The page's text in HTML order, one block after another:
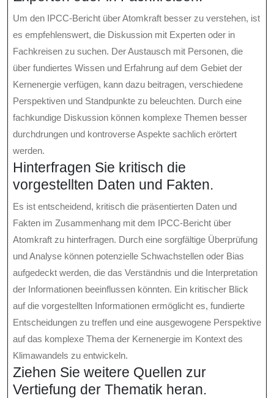
Um den IPCC-Bericht über Atomkraft besser zu verstehen, ist
es empfehlenswert, die Diskussion mit Experten oder in
Fachkreisen zu suchen. Der Austausch mit Personen, die
über fundiertes Wissen und Erfahrung auf dem Gebiet der
Kernenergie verfügen, kann dazu beitragen, verschiedene
Perspektiven und Standpunkte zu beleuchten. Durch eine
fachkundige Diskussion können komplexe Themen besser
durchdrungen und kontroverse Aspekte sachlich erörtert
werden.
Hinterfragen Sie kritisch die
vorgestellten Daten und Fakten.
Es ist entscheidend, kritisch die präsentierten Daten und
Fakten im Zusammenhang mit dem IPCC-Bericht über
Atomkraft zu hinterfragen. Durch eine sorgfältige Überprüfung
und Analyse können potenzielle Schwachstellen oder Bias
aufgedeckt werden, die das Verständnis und die Interpretation
der Informationen beeinflussen könnten. Ein kritischer Blick
auf die vorgestellten Informationen ermöglicht es, fundierte
Entscheidungen zu treffen und eine ausgewogene Perspektive
auf das komplexe Thema der Kernenergie im Kontext des
Klimawandels zu entwickeln.
Ziehen Sie weitere Quellen zur
Vertiefung der Thematik heran.